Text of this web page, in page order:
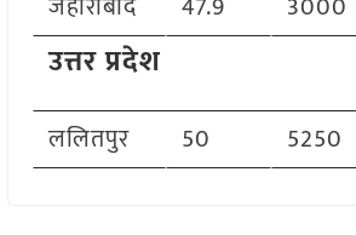
उत्तर प्रदेश
ललितपुर 50 5250